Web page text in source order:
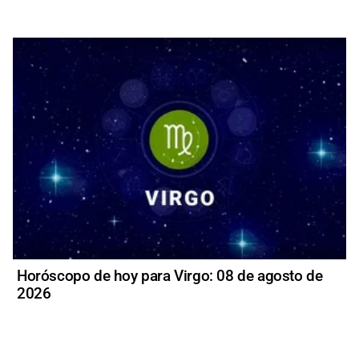
Horóscopo de hoy para Virgo: 08 de agosto de
2026